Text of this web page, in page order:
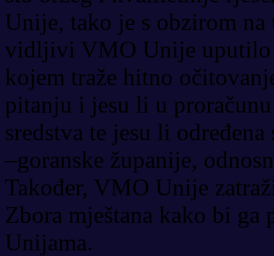
Unije, tako je s obzirom
vidljivi VMO Unije uputilo
kojem traže hitno
pitanju i jesu li u
sredstva te jesu li
–goranske županije,
Također, VMO Unije
Zbora mještana kako bi ga
Unijama.